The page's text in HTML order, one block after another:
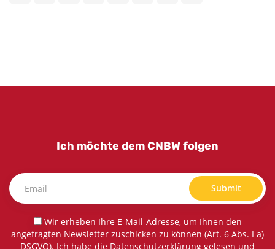
Ich möchte dem CNBW folgen
Submit
Wir erheben Ihre E-Mail-Adresse, um Ihnen den
angefragten Newsletter zuschicken zu können (Art. 6 Abs. I a)
DSGVO). Ich habe die Datenschutzerklärung gelesen und